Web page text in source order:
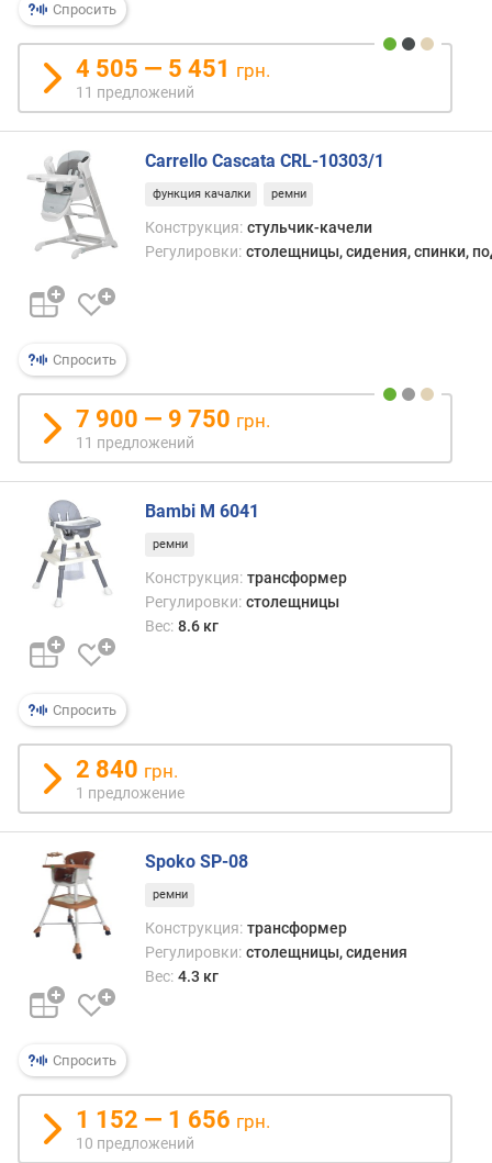
р
о
в
н
я
)
в
е
с
(
г
)
Спросить
4 505 — 5 451 грн.
11 предложений
Спросить
Carrello Cascata CRL-10303/1
функция качалки ремни
Конструкция: стульчик-качели
Регулировки: столещницы, сидения, спинки,
7 900 — 9 750 грн.
11 предложений
Спросить
Bambi M 6041
ремни
Конструкция: трансформер
Регулировки: столещницы
Вес: 8.6 кг
2 840 грн.
1 предложение
Спросить
Spoko SP-08
ремни
Конструкция: трансформер
Регулировки: столещницы, сидения
Вес: 4.3 кг
1 152 — 1 656 грн.
10 предложений